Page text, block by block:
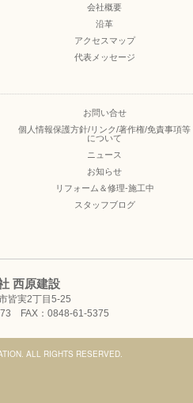
会社概要
沿革
アクセスマップ
代表メッセージ
お問い合せ
個人情報保護方針/リンク/著作権/免責事項等
について
ニュース
お知らせ
リフォーム＆修理-施工中
スタッフブログ
西原建設
皆実2丁目5-25
FAX：0848-61-5375
ALL RIGHTS RESERVED.